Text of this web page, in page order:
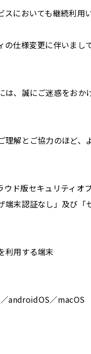
スにおいても継続利
仕様変更に伴いまして
は、誠にご迷惑をお
解とご協力のほど、
ウド版セキュリティオ
端末認証なし」及び「
利用する端末
androidOS／macOS